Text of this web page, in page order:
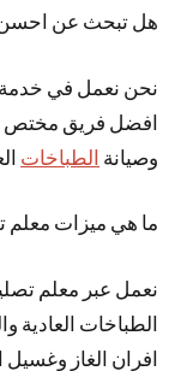
هل تبحث عن احسن
نحن نعمل في
افضل فريق مختص
وصيانة الطباخات
ما هي ميزات معلم
نعمل عبر معلم
الطباخات العادية
افران الغاز وغسيل